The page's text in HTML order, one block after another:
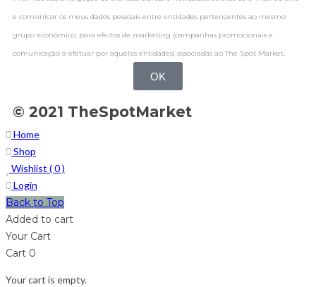
e comunicar os meus dados pessoais entre entidades pertencentes ao mesmo
grupo económico, para efeitos de marketing (campanhas promocionais e
comunicação a efetuar por aquelas entidades) associadas ao The Spot Market.
OK
© 2021 TheSpotMarket
Home
Shop
Wishlist (0)
Login
Back to Top
Added to cart
Your Cart
Cart 0
Your cart is empty.